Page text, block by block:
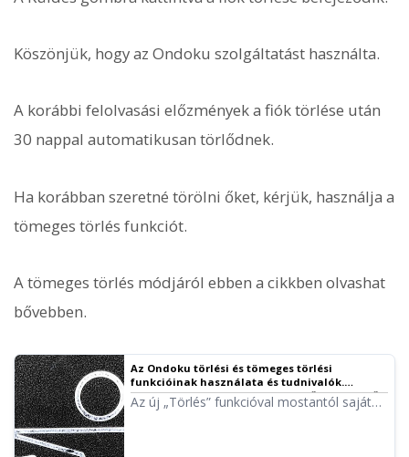
Köszönjük, hogy az Ondoku szolgáltatást használta.
A korábbi felolvasási előzmények a fiók törlése után
30 nappal automatikusan törlődnek.
Ha korábban szeretné törölni őket, kérjük, használja a
tömeges törlés funkciót.
A tömeges törlés módjáról ebben a cikkben olvashat
bővebben.
Az Ondoku törlési és tömeges törlési
funkcióinak használata és tudnivalók.
Szövegek és adatok törlése az előzményekből
és a szerverről | Ondoku szövegfelolvasó
Az új „Törlés” funkcióval mostantól saját